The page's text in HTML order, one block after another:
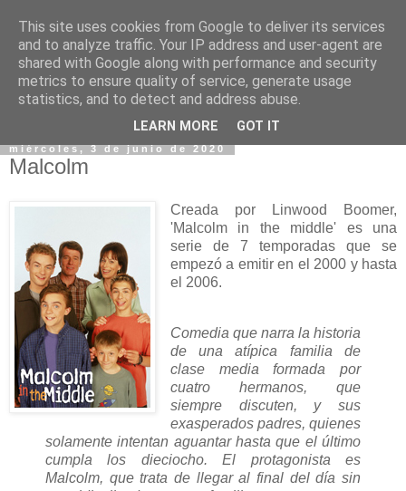
miércoles, 3 de junio de 2020
Malcolm
Creada por Linwood Boomer,
'Malcolm in the middle' es una
serie de 7 temporadas que se
empezó a emitir en el 2000 y hasta
el 2006.
Comedia que narra la historia
de una atípica familia de
clase media formada por
cuatro hermanos, que
siempre discuten, y sus
exasperados padres, quienes
solamente intentan aguantar hasta que el último
cumpla los dieciocho. El protagonista es
Malcolm, que trata de llegar al final del día sin
This site uses cookies from Google to deliver its services
and to analyze traffic. Your IP address and user-agent are
shared with Google along with performance and security
metrics to ensure quality of service, generate usage
statistics, and to detect and address abuse.
LEARN MORE GOT IT